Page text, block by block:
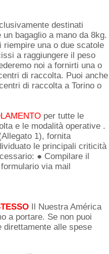
destinati
bagaglio a mano da 8kg.
una o due scatole
a raggiungere il peso
noi a fornirti una o
di raccolta. Puoi anche
di raccolta a Torino o
per tutte le
e le modalità operative .
1), fornita
le principali criticità
● Compilare il
via mail
Il Nuestra América
a portare. Se non puoi
direttamente alle spese